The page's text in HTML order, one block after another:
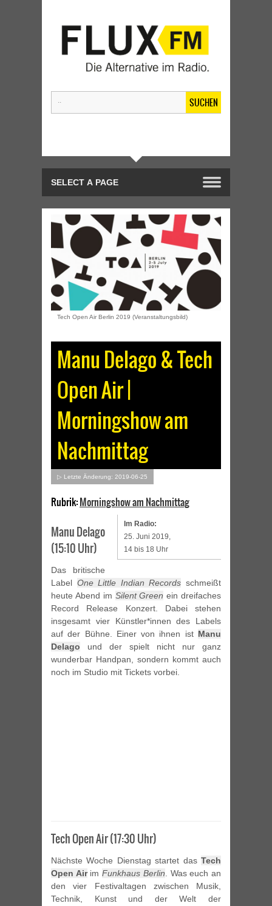
SUCHEN
Tech Open Air Berlin 2019 (Veranstaltungsbild)
Manu Delago & Tech
Open Air |
Morningshow am
Nachmittag
▷ Letzte Änderung: 2019-06-25
Rubrik:Morningshow am Nachmittag
Im Radio:
25. Juni 2019,
14 bis 18 Uhr
Manu Delago
(15:10 Uhr)
Das britische
Label One Little Indian Records schmeißt
heute Abend im Silent Green ein dreifaches
Record Release Konzert. Dabei stehen
insgesamt vier Künstler*innen des Labels
auf der Bühne. Einer von ihnen ist Manu
Delago und der spielt nicht nur ganz
wunderbar Handpan, sondern kommt auch
noch im Studio mit Tickets vorbei.
Tech Open Air (17:30 Uhr)
Nächste Woche Dienstag startet das Tech
Open AirimFunkhaus Berlin . Was euch an
den vier Festivaltagen zwischen Musik,
Technik, Kunst und der Welt der